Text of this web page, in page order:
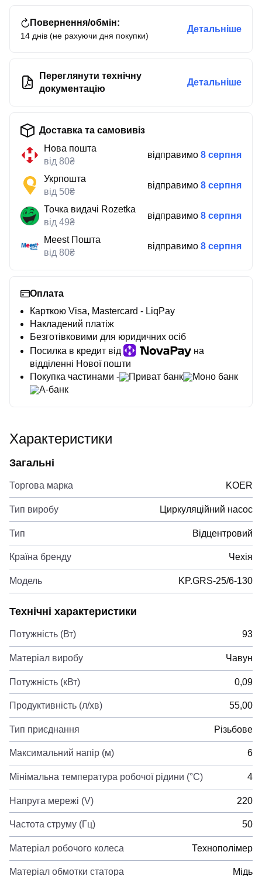
Повернення/обмін:
14 днів (не рахуючи дня покупки)
Детальніше
Переглянути технічну
документацію
Детальніше
Доставка та самовивіз
Нова пошта
від 80₴
відправимо 8 серпня
Укрпошта
від 50₴
відправимо 8 серпня
Точка видачі Rozetka
від 49₴
відправимо 8 серпня
Meest Пошта
від 80₴
відправимо 8 серпня
Оплата
Карткою Visa, Mastercard - LiqPay
Накладений платіж
Безготівковими для юридичних осіб
Посилка в кредит від
на
відділенні Нової пошти
Покупка частинами -
Приват банк
Моно банк
А-банк
Характеристики
Загальні
Торгова марка KOER
Тип виробу Циркуляційний насос
Тип Відцентровий
Країна бренду Чехія
Модель KP.GRS-25/6-130
Технічні характеристики
Потужність (Вт) 93
Матеріал виробу Чавун
Потужність (кВт) 0,09
Продуктивність (л/хв) 55,00
Тип приєднання Різьбове
Максимальний напір (м) 6
Мінімальна температура робочої рідини (°C) 4
Напруга мережі (V) 220
Частота струму (Гц) 50
Матеріал робочого колеса Технополімер
Матеріал обмотки статора Мідь